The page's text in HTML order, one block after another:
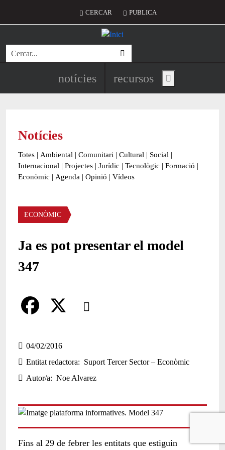
Menú del compte d'usuari
CERCAR PUBLICA
Cerca
Navegació principal de
notícies recursos Show main menu
Notícies
Totes | Ambiental | Comunitari | Cultural | Social |
Internacional | Projectes | Jurídic | Tecnològic | Formació |
Econòmic | Agenda | Opinió | Vídeos
Àmbit de la notícia
ECONÒMIC
Ja es pot presentar el model
347
Comparteix
a
c
e
o
04/02/2016
Entitat redactora
Suport Tercer Sector – Econòmic
Autor/a
Noe Alvarez
Fins al 29 de febrer les entitats que estiguin